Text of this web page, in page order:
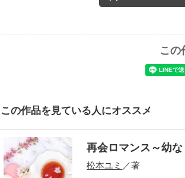
この
この作品を見ている人にオススメ
再会ロマンス～幼
松本ユミ ／著